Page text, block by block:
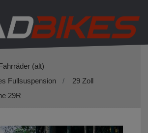
(alt)
Fullsuspension
29 Zoll
29R